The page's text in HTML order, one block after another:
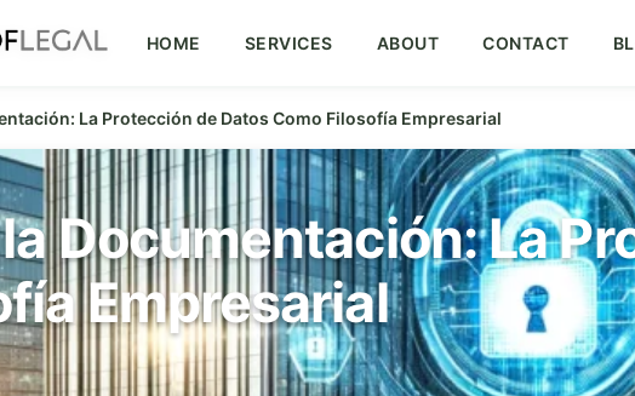
HOME SERVICES ABOUT CONTACT
La Protección de Datos Como Filosofía Empresarial
Documentación: La
Empresarial